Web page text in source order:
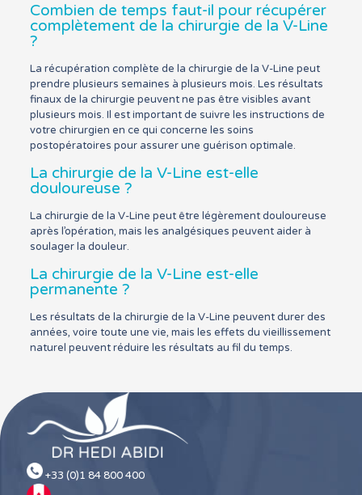
Combien de temps faut-il pour récupérer
complètement de la chirurgie de la V-Line
?
La récupération complète de la chirurgie de la V-Line peut
prendre plusieurs semaines à plusieurs mois. Les résultats
finaux de la chirurgie peuvent ne pas être visibles avant
plusieurs mois. Il est important de suivre les instructions de
votre chirurgien en ce qui concerne les soins
postopératoires pour assurer une guérison optimale.
La chirurgie de la V-Line est-elle
douloureuse ?
La chirurgie de la V-Line peut être légèrement douloureuse
après l’opération, mais les analgésiques peuvent aider à
soulager la douleur.
La chirurgie de la V-Line est-elle
permanente ?
Les résultats de la chirurgie de la V-Line peuvent durer des
années, voire toute une vie, mais les effets du vieillissement
naturel peuvent réduire les résultats au fil du temps.
+33 (0)1 84 800 400